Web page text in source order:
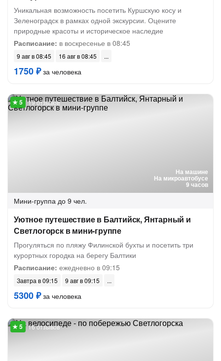
Уникальная возможность посетить Куршскую косу и
Зеленоградск в рамках одной экскурсии. Оцените
природные красоты и историческое наследие
Расписание: в воскресенье в 08:45
9 авг в 08:45 16 авг в 08:45
1750 ₽за человека
На машине
На микроавтобусе
9 часов
19 отзывов
Мини-группа до 9 чел.
Уютное путешествие в Балтийск, Янтарный и
Светлогорск в мини-группе
Прогуляться по пляжу Филинской бухты и посетить три
курортных городка на берегу Балтики
Расписание: ежедневно в 09:15
Завтра в 09:15 9 авг в 09:15
5300 ₽за человека
16 отзывов